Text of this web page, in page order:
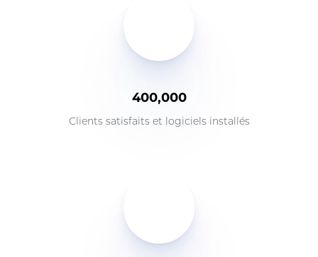
400,000
Clients satisfaits et logiciels installés